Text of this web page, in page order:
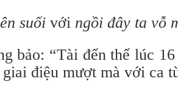
suối với ngồi đây ta vỗ
bảo: “Tài đến thế lúc
điệu mượt mà với ca